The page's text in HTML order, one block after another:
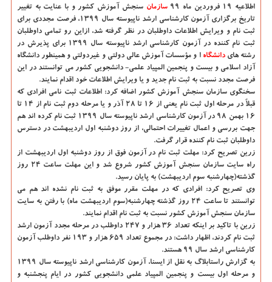
اطلاعیه ۱۹ فروردین ماه ۹۹
سازمان سنجش آموزش كشور و با عنایت به تغییر
تاریخ برگزاری آزمون كارشناسی ارشد ناپیوسته سال ۱۳۹۹، فرصت مجددی برای
ثبت نام و ویرایش اطلاعات داوطلبان در نظر گرفته شد، ازاین رو تمامی داوطلبان
ثبت نام كننده در آزمون كارشناسی ارشد ناپیوسته سال ۱۳۹۹ برای پذیرش در
رشته هایدانشگاه‌ ا و مؤسسات آموزش عالی دولتی و غیردولتی و همینطور دانشگاه
آزاد اسلامی و بیست و پنجمین المپیاد علمی- دانشجویی كشور می توانستند در این
فرصت مجدد نسبت به ثبت نام جدید و یا ویرایش اطلاعات خود اقدام نمایند.
سخنگوی سازمان سنجش آموزش كشور اضافه كرد: اطلاعات ثبت نامی افرادی كه
قبلاً در مرحله اول ثبت نام یعنی از ۱۶ تا ۲۸ آذر و یا مرحله دوم ثبت نام از ۱۴ تا
۱۶ بهمن ۹۸ در آزمون كارشناسی ارشد ناپیوسته سال ۱۳۹۹ ثبت نام كرده اند هم
جهت بررسی و اعمال تغییرات احتمالی، از روز دوشنبه اول اردیبهشت در دسترس
داوطلبان ثبت نام كننده قرار گرفت.
زرین تصریح كرد: مهلت ثبت نام در آزمون فوق از روز دوشنبه اول اردیبهشت از
راه سایت سازمان سنجش آموزش كشور شروع شد و این مهلت ساعت ۲۴ روز
گذشته(چهارشنبه سوم اردیبهشت) به پایان رسید.
وی تصریح كرد: افرادی كه در مهلت مقرر موفق به ثبت نام نشده اند هم می
توانستند تا ساعت ۲۴ روز گذشته چهارشنبه(سوم اردیبهشت ماه) با رفتن به سایت
سازمان سنجش آموزش كشور نسبت به ثبت نام اقدام نمایند.
زرین با تاكید بر اینكه تعداد ۳۶ هزار و ۲۴۷ داوطلب در مرحله مجدد آزمون ارشد
ثبت نام كردند، اظهار داشت: در مجموع تعداد ۶۵۹ هزار و ۱۹۳ نفر داوطلب آزمون
كارشناسی ارشد سال ۹۹ هستند.
به گزارش راستابلاگ به نقل از ایسنا، آزمون كارشناسی ارشد ناپیوسته سال ۱۳۹۹
و مرحله اول بیست و پنجمین المپیاد علمی دانشجویی كشور در ایام پنجشنبه و